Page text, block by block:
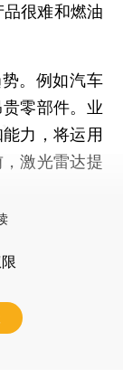
品很难和燃油
。例如汽车
零部件。业
力，将运用
激光雷达提